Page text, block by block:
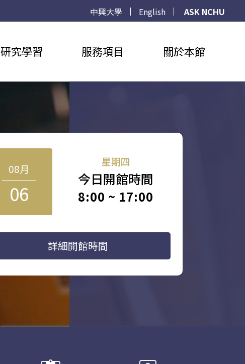
中興大學 English
ASK NCHU
研究學習 服務項目 關於本館
08月
06
星期四
今日開館時間
8:00 ~ 17:00
詳細開館時間